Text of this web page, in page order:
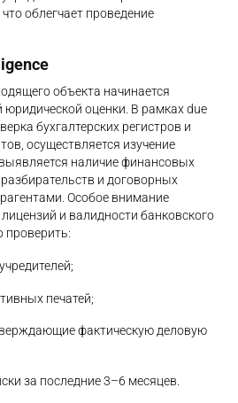
облегчает проведение
объекта начинается
юридической оценки. В рамках due
бухгалтерских регистров и
осуществляется изучение
наличие финансовых
и договорных
Особое внимание
и валидности банковского
проверить:
печатей;
фактическую деловую
за последние 3–6 месяцев.